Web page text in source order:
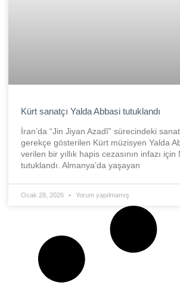
Kürt sanatçı Yalda Abbasi tutuklandı
İran’da “Jin Jiyan Azadî” sürecindeki
gerekçe gösterilen Kürt müzisyen Yalda
verilen bir yıllık hapis cezasının infazı için
tutuklandı. Almanya’da yaşayan
Ocak 28, 2026 Yorum yapılmamış